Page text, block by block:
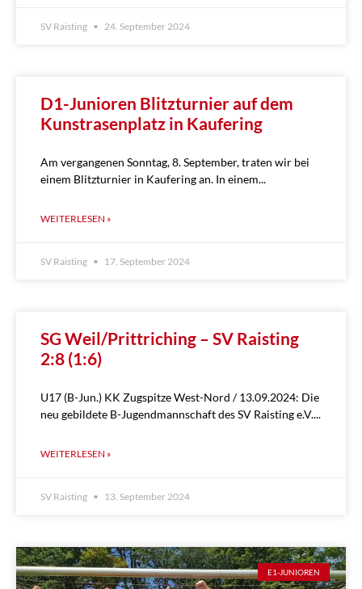
SV Raisting 24. September 2024
D1-Junioren Blitzturnier auf dem
Kunstrasenplatz in Kaufering
Am vergangenen Sonntag, 8. September, traten wir bei
einem Blitzturnier in Kaufering an. In einem
WEITERLESEN »
SV Raisting 17. September 2024
SG Weil/Prittriching – SV Raisting
2:8 (1:6)
U17 (B-Jun.) KK Zugspitze West-Nord / 13.09.2024: Die
neu gebildete B-Jugendmannschaft des SV Raisting e.V.
WEITERLESEN »
SV Raisting 13. September 2024
E1-JUNIOREN